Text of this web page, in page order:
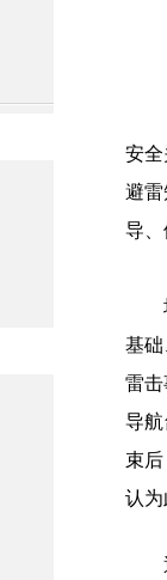
安
避
导、
培
基础
雷击
导
束
认为
通